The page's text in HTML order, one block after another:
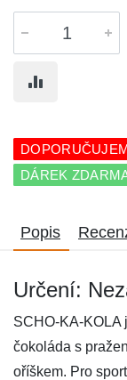
DÁREK
Popis
Určení:
SCHO-KA-KOLA
čokoláda s
oříškem. Pro